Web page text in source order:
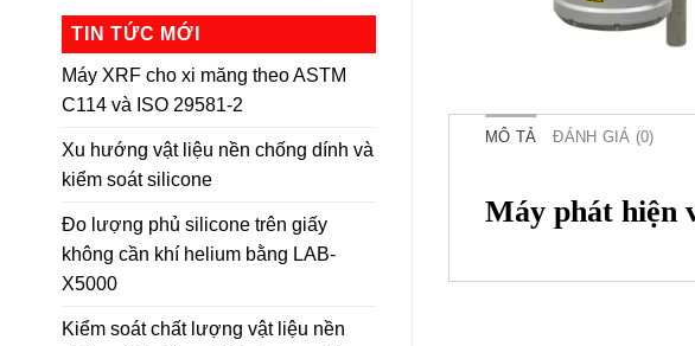
TIN TỨC MỚI
Máy XRF cho xi măng theo ASTM
C114 và ISO 29581-2
Xu hướng vật liệu nền chống dính và
kiểm soát silicone
Đo lượng phủ silicone trên giấy
không cần khí helium bằng LAB-
X5000
Kiểm soát chất lượng vật liệu nền
MÔ TẢ ĐÁNH GIÁ (0)
Máy phát hiện